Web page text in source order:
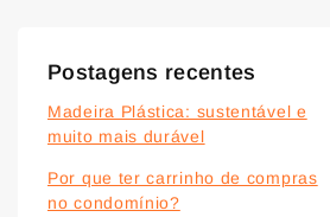
Postagens recentes
Madeira Plástica: sustentável e
muito mais durável
Por que ter carrinho de compras
no condomínio?